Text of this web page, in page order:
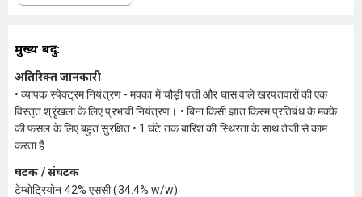
मुख्य बिंदु:
अतिरिक्त जानकारी
• व्यापक स्पेक्ट्रम नियंत्रण - मक्का में चौड़ी पत्ती और घास वाले खरपतवारों की एक
विस्तृत श्रृंखला के लिए प्रभावी नियंत्रण। • बिना किसी ज्ञात किस्म प्रतिबंध के मक्के
की फसल के लिए बहुत सुरक्षित • 1 घंटे तक बारिश की स्थिरता के साथ तेजी से काम
करता है
घटक / संघटक
टेम्बोट्रियोन 42% एससी (34.4% w/w)